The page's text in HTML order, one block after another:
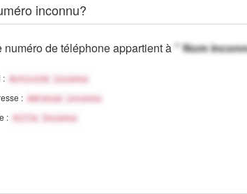
inconnu?
numéro de téléphone appartient à" Nom
: Activité inconnu
: Adresse inconnu
: Ville Inconnu